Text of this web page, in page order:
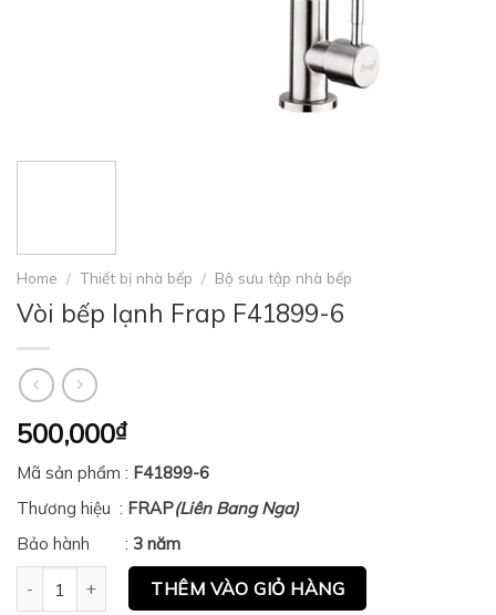
Home / Thiết bị nhà bếp / Bộ sưu tập nhà bếp
Vòi bếp lạnh Frap F41899-6
500,000₫
Mã sản phẩm : F41899-6
Thương hiệu : FRAP(Liên Bang Nga)
Bảo hành : 3 năm
Vòi bếp lạnh Frap F41899-6 quantity
THÊM VÀO GIỎ HÀNG